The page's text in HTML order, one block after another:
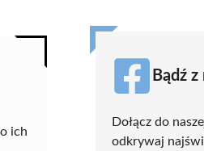
ich
Bądź
Dołącz do
odkrywaj